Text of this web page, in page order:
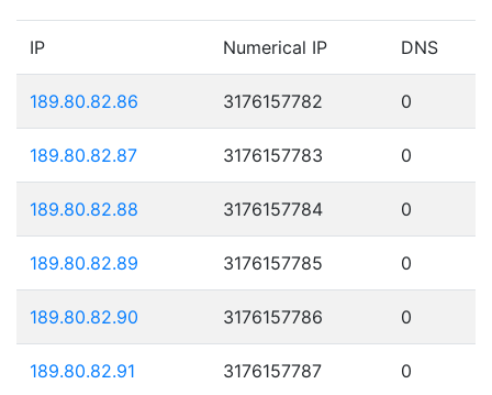
IP Numerical IP DNS
189.80.82.86 3176157782 0
189.80.82.87 3176157783 0
189.80.82.88 3176157784 0
189.80.82.89 3176157785 0
189.80.82.90 3176157786 0
189.80.82.91 3176157787 0